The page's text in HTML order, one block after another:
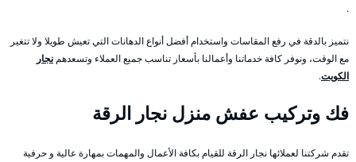
.
نتميز بالدقة في رفع المقاسات واستخدام أفضل أنواع الدهانات التي تعيش طويلا ولا تتغير
مع الوقت، ونوفر كافة خدماتنا وأعمالنا بأسعار تناسب جميع العملاء وتسعدهم نجار
الكويت.
فك وتركيب عفش منزل نجار الرقة
تقدم شركتنا لعملائها نجار الرقة للقيام بكافة الأعمال والمهمات بمهارة عالية و حرفية